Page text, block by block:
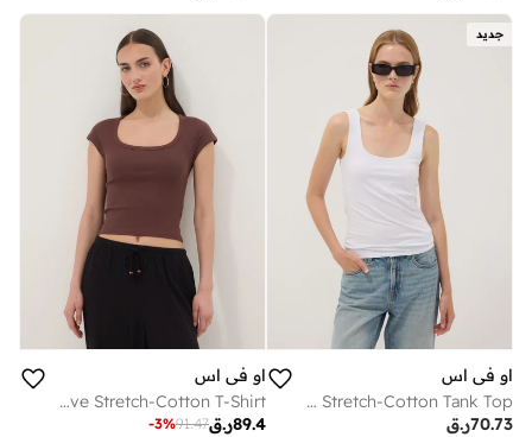
جديد
او في اس
OVS White Fitted Stretch-Cotton Tank Top
ر.ق70.73
او في اس
OVS Brown Short-Sleeve Stretch-Cotton T-Shirt
ر.ق89.4
91.47
-3%